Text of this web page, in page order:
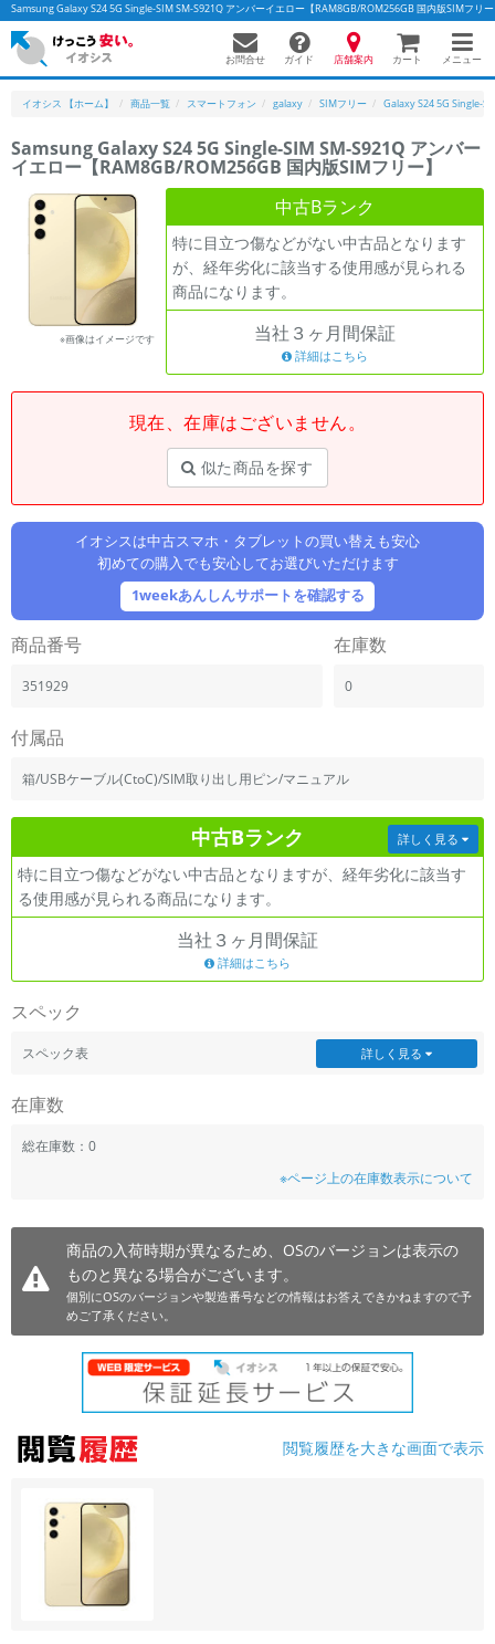
Samsung Galaxy S24 5G Single-SIM SM-S921Q アンバーイエロー【RAM8GB/ROM256GB 国内版SIMフリ
お問合せ ガイド 店舗案内 カート メニュー
イオシス 【ホーム】 商品一覧 スマートフォン galaxy SIMフリー Galaxy S24 5G Single-
Samsung Galaxy S24 5G Single-SIM SM-S921Q アンバー
イエロー【RAM8GB/ROM256GB 国内版SIMフリー】
※画像はイメージです
中古Bランク
特に目立つ傷などがない中古品となります
が、経年劣化に該当する使用感が見られる
商品になります。
当社３ヶ月間保証
詳細はこちら
現在、在庫はございません。
似た商品を探す
イオシスは中古スマホ・タブレットの買い替えも安心
初めての購入でも安心してお選びいただけます
1weekあんしんサポートを確認する
商品番号
351929
在庫数
0
付属品
箱/USBケーブル(CtoC)/SIM取り出し用ピン/マニュアル
中古Bランク
特に目立つ傷などがない中古品となりますが、経年劣化に該当す
る使用感が見られる商品になります。
詳しく見る
当社３ヶ月間保証
詳細はこちら
スペック
スペック表 詳しく見る
在庫数
総在庫数：0
※ページ上の在庫数表示について
商品の入荷時期が異なるため、OSのバージョンは表示の
ものと異なる場合がございます。
個別にOSのバージョンや製造番号などの情報はお答えできかねますので予
めご了承ください。
閲覧履歴を大きな画面で表示
かんたんパソコン検索に切り替える
フリーワード
除外ワード
人気の検索ワード：Let's note
「スマートフォン」「タブレット」など
メーカー
製造、販売メーカーの絞り込み
機能・特徴
商品の搭載機能による絞り込み
商品状態の絞り込み
CPUの絞り込み
OS
メモリ
円 ～ 円
各項目のチェックボックスは「or検索」となります。
ただし機能別のみ「and検索」となります。